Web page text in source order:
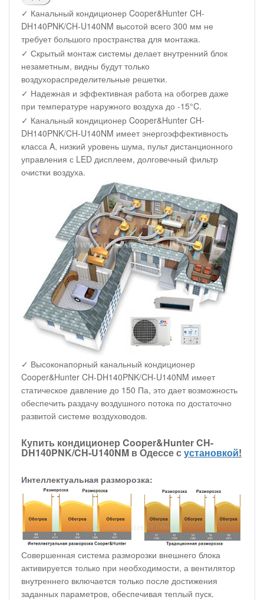
✓ Канальный кондиционер Cooper&Hunter CH-
DH140PNK/CH-U140NM высотой всего 300 мм не
требует большого пространства для монтажа.
✓ Скрытый монтаж системы делает внутренний блок
незаметным, видны будут только
воздухораспределительные решетки.
✓ Надежная и эффективная работа на обогрев даже
при температуре наружного воздуха до -15°C.
✓ Канальный кондиционер Cooper&Hunter CH-
DH140PNK/CH-U140NM имеет энергоэффективность
класса A, низкий уровень шума, пульт дистанционного
управления с LED дисплеем, долговечный фильтр
очистки воздуха.
✓ Высоконапорный канальный кондиционер
Cooper&Hunter CH-DH140PNK/CH-U140NM имеет
статическое давление до 150 Па, это дает возможность
обеспечить раздачу воздушного потока по достаточно
развитой системе воздуховодов.
Купить кондиционер Cooper&Hunter CH-
DH140PNK/CH-U140NM в Одессе сустановкой!
Интеллектуальная разморозка:
Совершенная система разморозки внешнего блока
активируется только при необходимости, а вентилятор
внутреннего включается только после достижения
заданных параметров, обеспечивая теплый пуск.